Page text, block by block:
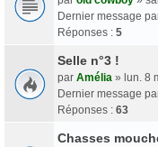
Dernier message
Réponses : 5
Selle n°3 !
par Amélia » lun. 8
Dernier message
Réponses : 63
Chasses